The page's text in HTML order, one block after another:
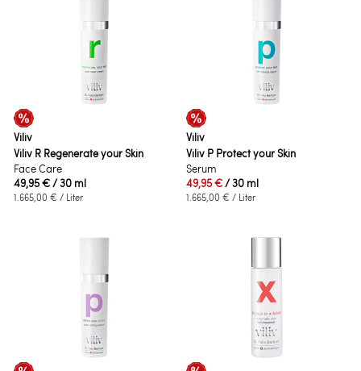
Viliv
Viliv R Regenerate your Skin
Face Care
49,95 €/ 30 ml
1.665,00 € / Liter
Viliv
Viliv P Protect your Skin
Serum
49,95 €/ 30 ml
1.665,00 € / Liter